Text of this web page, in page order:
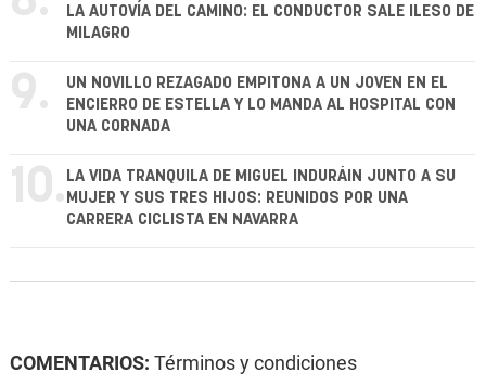
LA AUTOVÍA DEL CAMINO: EL CONDUCTOR SALE ILESO DE
MILAGRO
9.
UN NOVILLO REZAGADO EMPITONA A UN JOVEN EN EL
ENCIERRO DE ESTELLA Y LO MANDA AL HOSPITAL CON
UNA CORNADA
10. LA VIDA TRANQUILA DE MIGUEL INDURÁIN JUNTO A SU
MUJER Y SUS TRES HIJOS: REUNIDOS POR UNA
CARRERA CICLISTA EN NAVARRA
COMENTARIOS: Términos y condiciones